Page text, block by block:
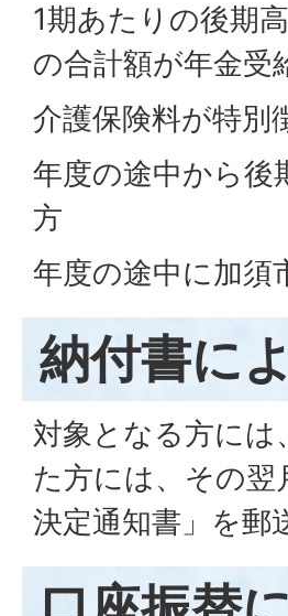
1期あたりの後期
の合計額が年金受
介護保険料が特別
年度の途中から後
方
年度の途中に加須
納付書に
対象となる方には
た方には、その翌
決定通知書」を郵